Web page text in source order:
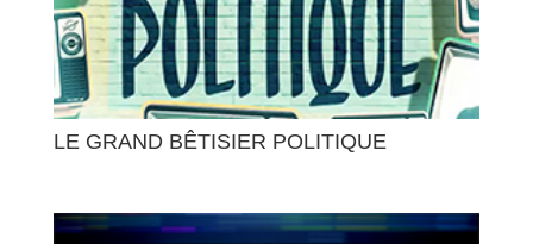
LE GRAND BÊTISIER POLITIQUE